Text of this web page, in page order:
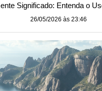
Significado: Entenda o
26/05/2026 às 23:46